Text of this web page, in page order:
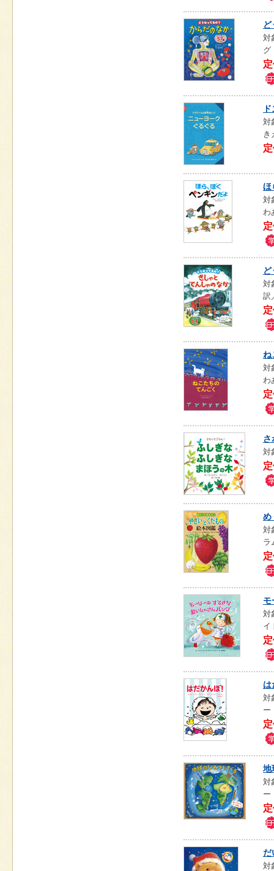
対
グ
対
き
ほ
対
わ
対
訳
ね
対
わ
対
め
対
ラ
モ
対
イ
は
対
ー
地
対
ー
だ
対